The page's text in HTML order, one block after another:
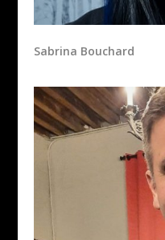
Sabrina Bouchard